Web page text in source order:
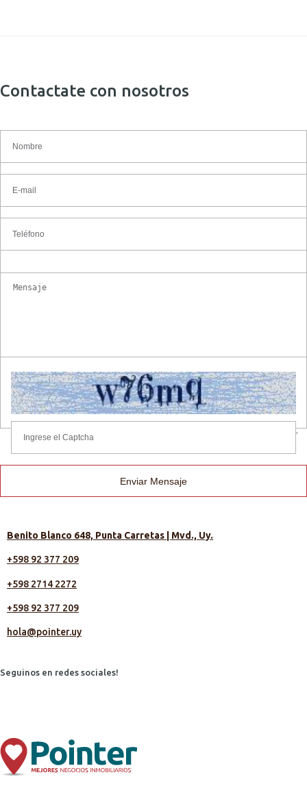
Contactate con nosotros
'
Enviar Mensaje
Benito Blanco 648, Punta Carretas | Mvd., Uy.
+598 92 377 209
+598 2714 2272
+598 92 377 209
hola@pointer.uy
Seguinos en redes sociales!